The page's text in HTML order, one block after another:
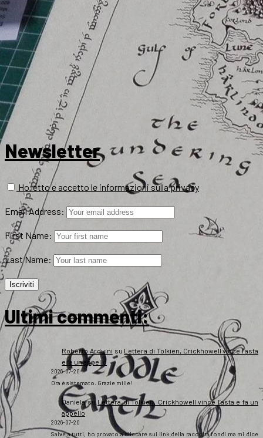
Newsletter
Ho letto e accetto le informazioni sulla privacy
Email Address:
First Name:
Last Name:
Ultimi commenti:
Roberto Arduini su Lettera di Tolkien, Crickhowell vince l’asta
e fa un appello
2026-07-20
Ora è sistemato. Grazie mille!
DanielasuLettera di Tolkien, Crickhowell vince l’asta e fa un
appello
2026-07-20
Salve a tutti, ho provato a cliccare sul link della raccolta fondi ma mi dice